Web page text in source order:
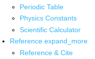
Periodic Table
Physics Constants
Scientific Calculator
Reference expand_more
Reference & Cite